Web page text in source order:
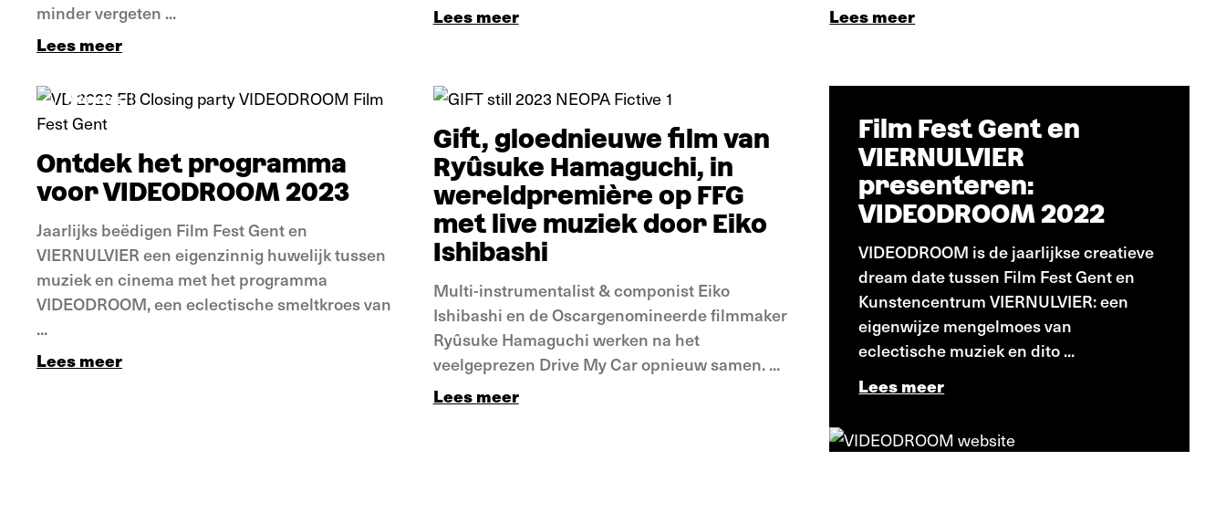
minder vergeten ...
Lees meer
Lees meer Lees meer
Nieuws
Ontdek het programma
voor VIDEODROOM 2023
Jaarlijks beëdigen Film Fest Gent en
VIERNULVIER een eigenzinnig huwelijk tussen
muziek en cinema met het programma
VIDEODROOM, een eclectische smeltkroes van
...
Lees meer
Gift, gloednieuwe film van
Ryûsuke Hamaguchi, in
wereldpremière op FFG
met live muziek door Eiko
Ishibashi
Multi-instrumentalist & componist Eiko
Ishibashi en de Oscargenomineerde filmmaker
Ryûsuke Hamaguchi werken na het
veelgeprezen Drive My Car opnieuw samen. ...
Lees meer
Film Fest Gent en
VIERNULVIER
presenteren:
VIDEODROOM 2022
VIDEODROOM is de jaarlijkse creatieve
dream date tussen Film Fest Gent en
Kunstencentrum VIERNULVIER: een
eigenwijze mengelmoes van
eclectische muziek en dito ...
Lees meer